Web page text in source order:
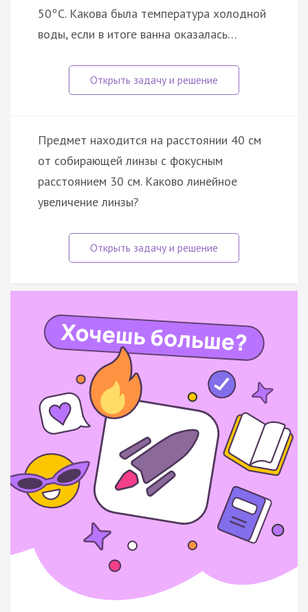
50°С. Какова была температура холодной
воды, если в итоге ванна оказалась…
Предмет находится на расстоянии 40 см
от собирающей линзы с фокусным
расстоянием 30 см. Каково линейное
увеличение линзы?